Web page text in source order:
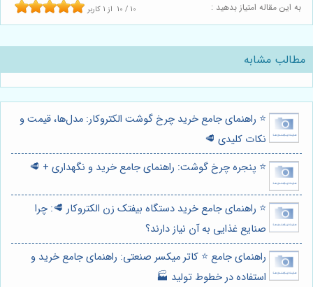
به این مقاله امتیاز بدهید : 10 / 10 از 1 کاربر
مطالب مشابه
⭐️ راهنمای جامع خرید چرخ گوشت الکتروکار: مدل‌ها، قیمت و
نکات کلیدی 🥩
⭐️ پنجره چرخ گوشت: راهنمای جامع خرید و نگهداری + 🥩
⭐️ راهنمای جامع خرید دستگاه بیفتک زن الکتروکار 🥩: چرا
صنایع غذایی به آن نیاز دارند؟
راهنمای جامع ⭐️ کاتر میکسر صنعتی: راهنمای جامع خرید و
استفاده در خطوط تولید 🏭